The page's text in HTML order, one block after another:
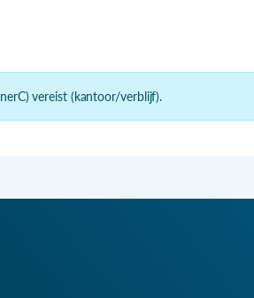
vereist (kantoor/verblijf).